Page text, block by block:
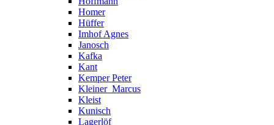
Homer
Hüffer
Imhof Agnes
Janosch
Kafka
Kant
Kemper Peter
Kleiner_Marcus
Kleist
Kunisch
Lagerlöf